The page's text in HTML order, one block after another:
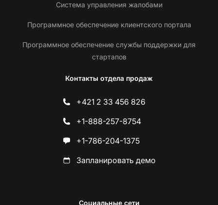
Система управления жалобами
Программное обеспечение клиентского портала
Программное обеспечение службы поддержки для
стартапов
Контакты отдела продаж
+421 2 33 456 826
+1-888-257-8754
+1-786-204-1375
Запланировать демо
Социальные сети